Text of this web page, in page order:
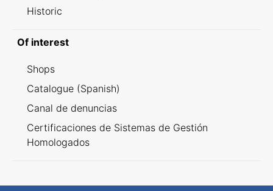
Historic
Of interest
Shops
Catalogue (Spanish)
Canal de denuncias
Certificaciones de Sistemas de Gestión
Homologados